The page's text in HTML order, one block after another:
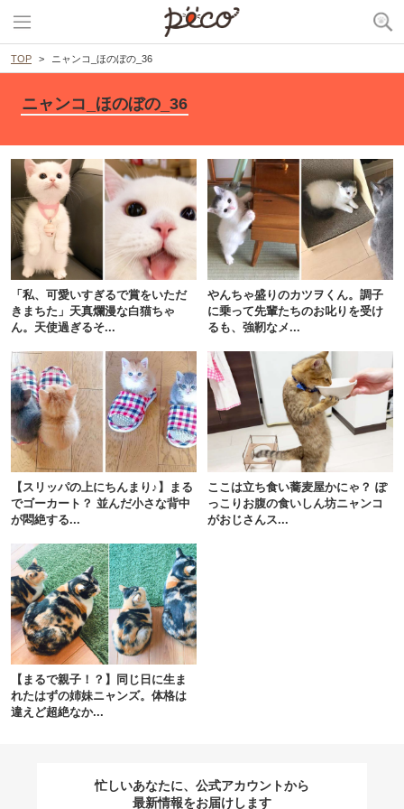
TOP ニャンコ_ほのぼの_36
ニャンコ_ほのぼの_36
「私、可愛いすぎるで賞をいただ
きまちた」天真爛漫な白猫ちゃ
ん。天使過ぎるそ...
やんちゃ盛りのカツヲくん。調子
に乗って先輩たちのお叱りを受け
るも、強靭なメ...
【スリッパの上にちんまり♪】まる
でゴーカート？ 並んだ小さな背中
が悶絶する...
ここは立ち食い蕎麦屋かにゃ？ ぽ
っこりお腹の食いしん坊ニャンコ
がおじさんス...
【まるで親子！？】同じ日に生ま
れたはずの姉妹ニャンズ。体格は
違えど超絶なか...
忙しいあなたに、公式アカウントから
最新情報をお届けします
閉じる
pecodogs
いぬ部をフォロー
アプリで開く
アプリをダウンロードする